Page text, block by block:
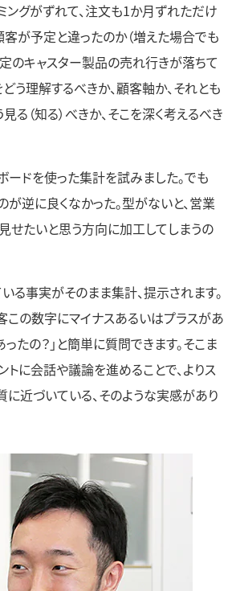
ングがずれて、注文も1か月ずれただけ
客が予定と違ったのか（増えた場合でも
定のキャスター製品の売れ行きが落ちて
う理解するべきか、顧客軸か、それとも
る（知る）べきか、そこを深く考えるべき
ードを使った集計を試みました。でも
が逆に良くなかった。型がないと、営業
せたいと思う方向に加工してしまうの
る事実がそのまま集計、提示されます。
この数字にマイナスあるいはプラスがあ
たの？」と簡単に質問できます。そこま
に会話や議論を進めることで、よりス
に近づいている、そのような実感があり